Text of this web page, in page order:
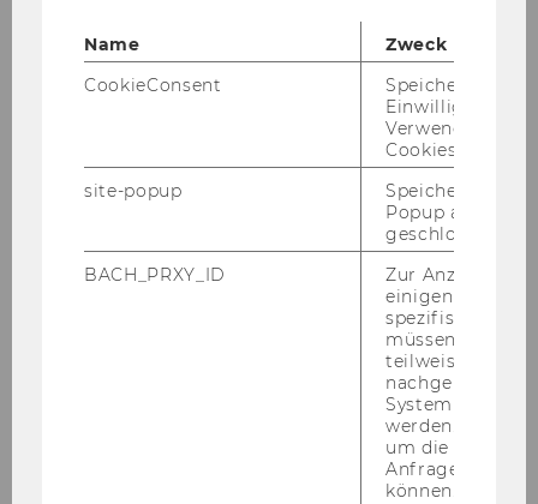
Regulations for Current Students
PhD Students
Publications
WU International Taxation Research Paper
Name
Zweck
CookieConsent
Speichert Ihre
Einwilligung zur
Verwendung von
Cookies.
site-popup
Speichert ob ein
Popup
geschlossen
BACH_PRXY_ID
Zur Anzeige von
einigen WU-
spezifischen
müssen
teilweise von
nachgelagerten
System
werden.
um die Antwort
Anfrage
können.